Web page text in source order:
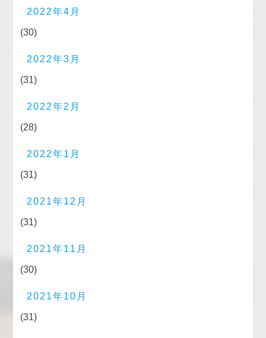
2022年4月
(30)
2022年3月
(31)
2022年2月
(28)
2022年1月
(31)
2021年12月
(31)
2021年11月
(30)
2021年10月
(31)